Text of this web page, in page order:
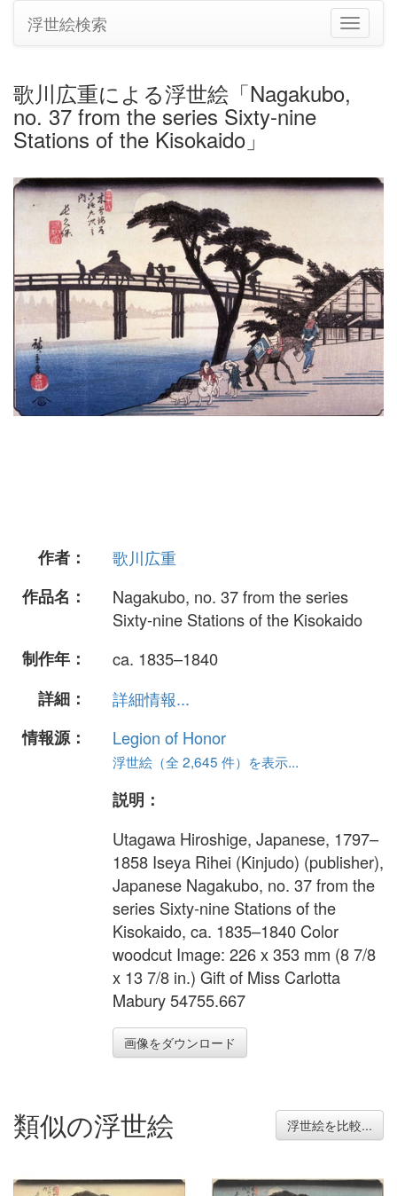
ナ
ビ
り
浮世絵検索
歌川広重による浮世絵「Nagakubo,
no. 37 from the series Sixty-nine
Stations of the Kisokaido」
作者：
歌川広重
作品名：
Nagakubo, no. 37 from the series
Sixty-nine Stations of the Kisokaido
制作年：
ca. 1835–1840
詳細：
詳細情報...
情報源：
Legion of Honor
浮世絵（全 2,645 件）を表示...
説明：
Utagawa Hiroshige, Japanese, 1797–
1858 Iseya Rihei (Kinjudo) (publisher),
Japanese Nagakubo, no. 37 from the
series Sixty-nine Stations of the
Kisokaido, ca. 1835–1840 Color
woodcut Image: 226 x 353 mm (8 7/8
x 13 7/8 in.) Gift of Miss Carlotta
Mabury 54755.667
画像をダウンロード
類似の浮世絵 浮世絵を比較...